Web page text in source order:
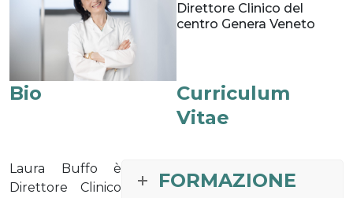
Direttore Clinico del
centro Genera Veneto
Bio
Curriculum
Vitae
Laura Buffo è
Direttore Clinico
FORMAZIONE